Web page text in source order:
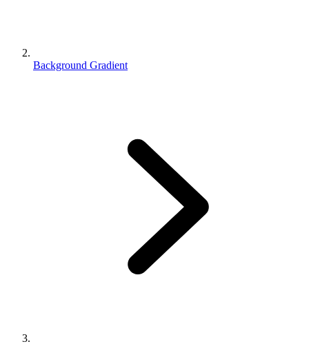
Background Gradient